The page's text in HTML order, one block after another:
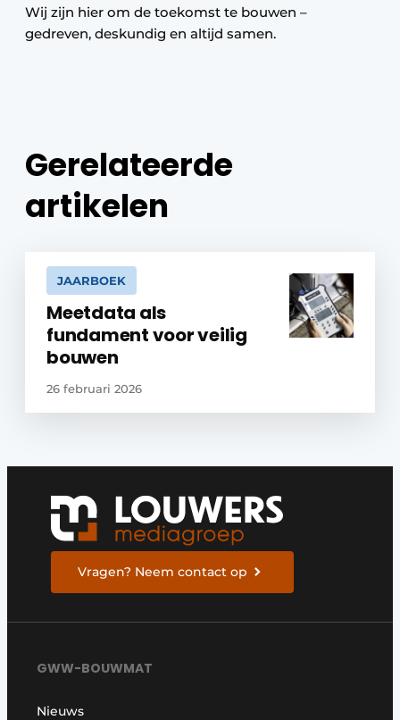
Wij zijn hier om de toekomst te bouwen –
gedreven, deskundig en altijd samen.
Gerelateerde
artikelen
JAARBOEK
Meetdata als
fundament voor veilig
bouwen
26 februari 2026
Vragen? Neem contact op
GWW-BOUWMAT
Nieuws